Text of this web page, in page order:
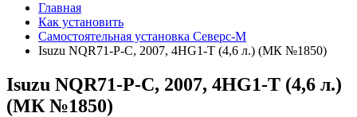
Главная
Как установить
Самостоятельная установка Северс-М
Isuzu NQR71-P-C, 2007, 4HG1-T (4,6 л.) (МК №1850)
Isuzu NQR71-P-C, 2007, 4HG1-T (4,6 л.)
(МК №1850)